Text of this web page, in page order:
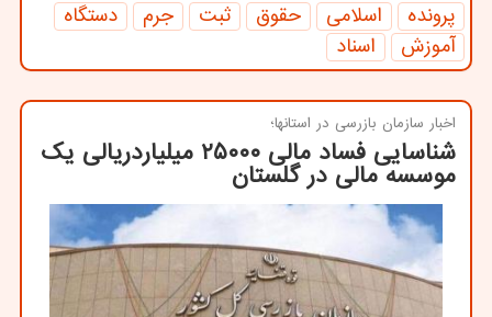
پرونده اسلامی حقوق ثبت جرم
دستگاه
آموزش
اسناد
اخبار سازمان بازرسی در استانها؛
شناسایی فساد مالی ۲۵۰۰۰ میلیاردریالی یک
موسسه مالی در گلستان